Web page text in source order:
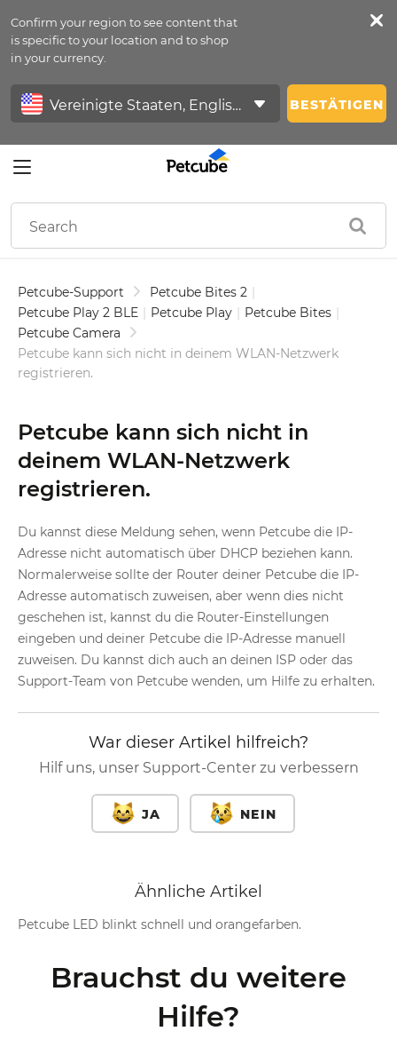
Confirm your region to see content that
is specific to your location and to shop
in your currency.
BESTÄTIGEN
Petfeed
Anmelden
Petcube-Support Petcube Bites 2 |
Petcube Play 2 BLE | Petcube Play | Petcube Bites |
Petcube Camera
Petcube kann sich nicht in deinem WLAN-Netzwerk
registrieren.
Petcube kann sich nicht in
deinem WLAN-Netzwerk
registrieren.
Du kannst diese Meldung sehen, wenn Petcube die IP-
Adresse nicht automatisch über DHCP beziehen kann.
Normalerweise sollte der Router deiner Petcube die IP-
Adresse automatisch zuweisen, aber wenn dies nicht
geschehen ist, kannst du die Router-Einstellungen
eingeben und deiner Petcube die IP-Adresse manuell
zuweisen. Du kannst dich auch an deinen ISP oder das
Support-Team von Petcube wenden, um Hilfe zu erhalten.
War dieser Artikel hilfreich?
Hilf uns, unser Support-Center zu verbessern
JA NEIN
Ähnliche Artikel
Petcube LED blinkt schnell und orangefarben.
Brauchst du weitere
Hilfe?